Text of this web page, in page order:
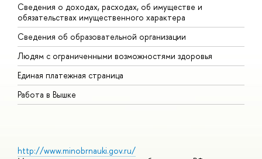
Сведения о доходах, расходах, об имуществе и
обязательствах имущественного характера
Сведения об образовательной организации
Людям с ограниченными возможностями здоровья
Единая платежная страница
Работа в Вышке
http://www.minobrnauki.gov.ru/